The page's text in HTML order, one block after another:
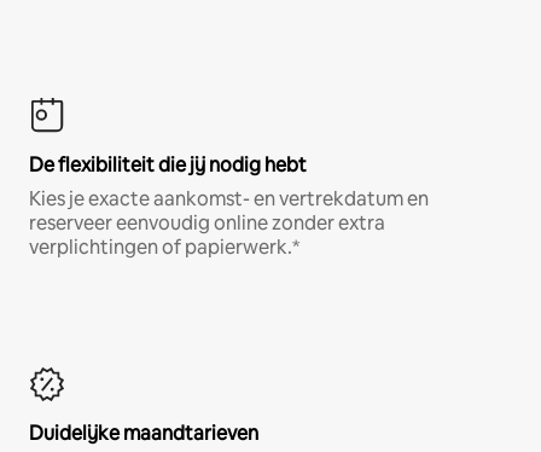
De flexibiliteit die jij nodig hebt
Kies je exacte aankomst- en vertrekdatum en
reserveer eenvoudig online zonder extra
verplichtingen of papierwerk.*
Duidelijke maandtarieven